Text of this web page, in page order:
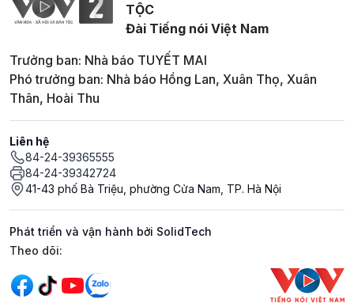
TỘC
Đài Tiếng nói Việt Nam
Trưởng ban: Nhà báo TUYẾT MAI
Phó trưởng ban: Nhà báo Hồng Lan, Xuân Thọ, Xuân
Thân, Hoài Thu
Liên hệ
84-24-39365555
84-24-39342724
41-43 phố Bà Triệu, phường Cửa Nam, TP. Hà Nội
Phát triển và vận hành bởi SolidTech
Mạng xã hội
Theo dõi: